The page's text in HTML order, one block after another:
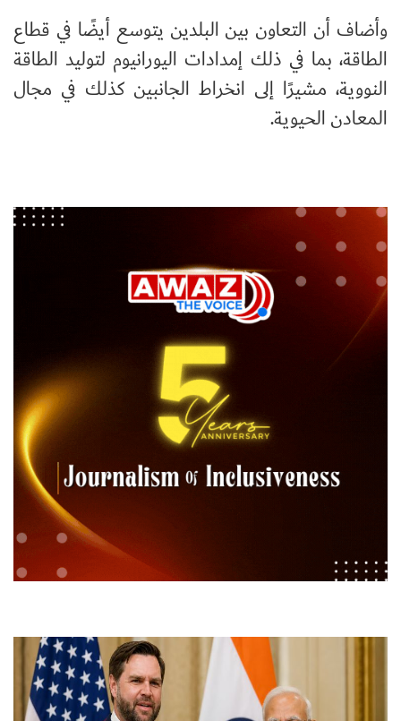
وأضاف أن التعاون بين البلدين يتوسع أيضًا في قطاع
الطاقة، بما في ذلك إمدادات اليورانيوم لتوليد الطاقة
النووية، مشيرًا إلى انخراط الجانبين كذلك في مجال
المعادن الحيوية.